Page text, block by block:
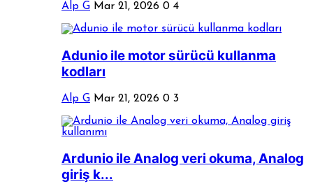
Alp G Mar 21, 2026 0 4
Adunio ile motor sürücü kullanma
kodları
Alp G Mar 21, 2026 0 3
Ardunio ile Analog veri okuma, Analog
giriş k...